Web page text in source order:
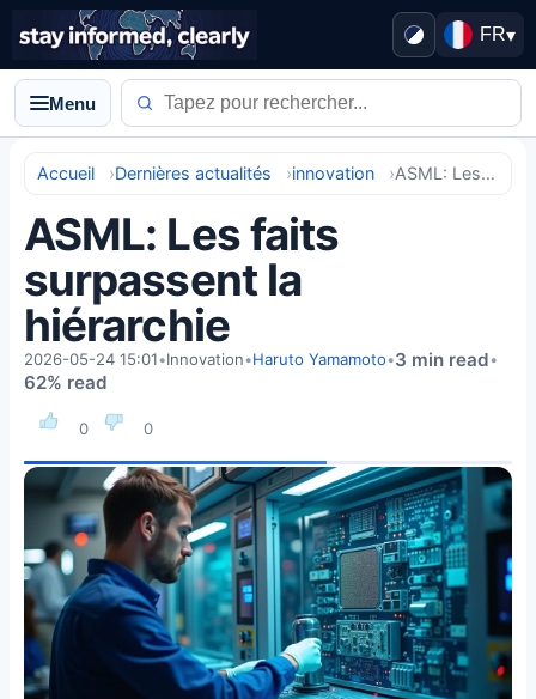
FR▾
Menu
Accueil Dernières actualités innovation ASML: Les faits surpassent la hiérarchie
ASML: Les faits
surpassent la
hiérarchie
0 0
2026-05-24 15:01•Innovation•Haruto Yamamoto•3 min read•
62% read